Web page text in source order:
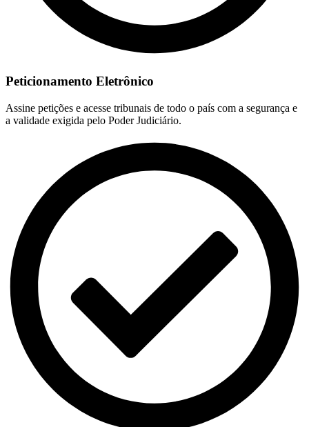
Peticionamento Eletrônico
Assine petições e acesse tribunais de todo o país com a segurança e
a validade exigida pelo Poder Judiciário.